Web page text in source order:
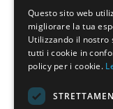
Imposte
Altre
tributi
Tributi
IVA
Questo sito web
migliorare la tua
Utilizzando il nostro
tutti i cookie in
policy per i cookie.